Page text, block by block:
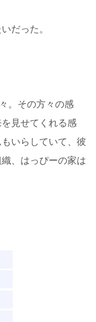
だった。
。その方々の感
見せてくれる感
いらしていて、彼
、はっぴーの家は